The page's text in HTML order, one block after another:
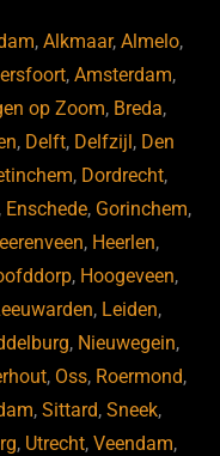
,Alkmaar,Almelo,
,Amsterdam,
op Zoom, Breda,
, Delft, Delfzijl , Den
, Dordrecht,
, Enschede, Gorinchem,
, Heerlen,
, Hoogeveen,
, Leiden,
, Nieuwegein,
, Oss, Roermond,
, Sittard, Sneek,
, Utrecht,Veendam,